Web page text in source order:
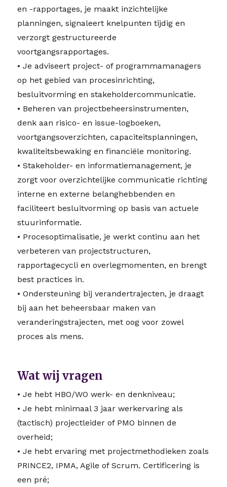
en -rapportages, je maakt inzichtelijke
planningen, signaleert knelpunten tijdig en
verzorgt gestructureerde
voortgangsrapportages.
• Je adviseert project- of programmamanagers
op het gebied van procesinrichting,
besluitvorming en stakeholdercommunicatie.
• Beheren van projectbeheersinstrumenten,
denk aan risico- en issue-logboeken,
voortgangsoverzichten, capaciteitsplanningen,
kwaliteitsbewaking en financiële monitoring.
• Stakeholder- en informatiemanagement, je
zorgt voor overzichtelijke communicatie richting
interne en externe belanghebbenden en
faciliteert besluitvorming op basis van actuele
stuurinformatie.
• Procesoptimalisatie, je werkt continu aan het
verbeteren van projectstructuren,
rapportagecycli en overlegmomenten, en brengt
best practices in.
• Ondersteuning bij verandertrajecten, je draagt
bij aan het beheersbaar maken van
veranderingstrajecten, met oog voor zowel
proces als mens.
Wat wij vragen
• Je hebt HBO/WO werk- en denkniveau;
• Je hebt minimaal 3 jaar werkervaring als
(tactisch) projectleider of PMO binnen de
overheid;
• Je hebt ervaring met projectmethodieken zoals
PRINCE2, IPMA, Agile of Scrum. Certificering is
een pré;